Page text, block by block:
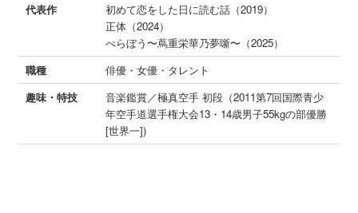
代表作
初めて恋をした日に読む話（2019）
正体（2024）
べらぼう〜蔦重栄華乃夢噺〜（2025）
職種
俳優・女優・タレント
趣味・特技
音楽鑑賞／極真空手 初段（2011第7回国際青少
年空手道選手権大会13・14歳男子55kgの部優勝
[世界一])